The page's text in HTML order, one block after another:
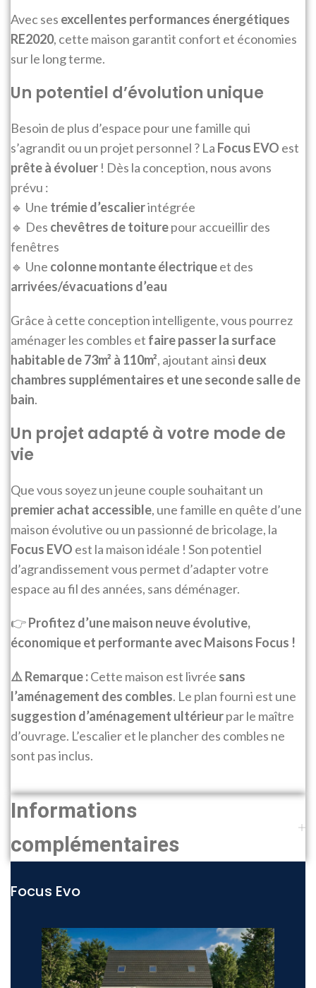
Avec ses excellentes performances énergétiques
RE2020, cette maison garantit confort et économies
sur le long terme.
Un potentiel d’évolution unique
Besoin de plus d’espace pour une famille qui
s’agrandit ou un projet personnel ? La Focus EVO est
prête à évoluer ! Dès la conception, nous avons
prévu :
🔹 Une trémie d’escalierintégrée
🔹 Des chevêtres de toiturepour accueillir des
fenêtres
🔹 Une colonne montante électriqueet des
arrivées/évacuations d’eau
Grâce à cette conception intelligente, vous pourrez
aménager les combles et faire passer la surface
habitable de 73m² à 110m², ajoutant ainsi deux
chambres supplémentaires et une seconde salle de
bain.
Un projet adapté à votre mode de
vie
Que vous soyez un jeune couple souhaitant un
premier achat accessible, une famille en quête d’une
maison évolutive ou un passionné de bricolage, la
Focus EVO est la maison idéale ! Son potentiel
d’agrandissement vous permet d’adapter votre
espace au fil des années, sans déménager.
👉Profitez d’une maison neuve évolutive,
économique et performante avec Maisons Focus !
⚠️ Remarque :Cette maison est livrée sans
l’aménagement des combles. Le plan fourni est une
suggestion d’aménagement ultérieurpar le maître
d’ouvrage. L’escalier et le plancher des combles ne
sont pas inclus.
Informations
complémentaires
Focus Evo